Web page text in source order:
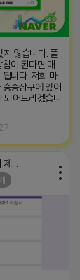
지 않습니다. 플
이 된다면 매
니다. 저희 마
승장구에 있어
되어드리겠습니